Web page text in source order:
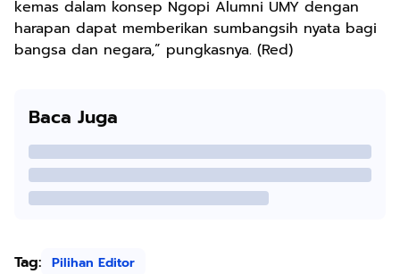
kemas dalam konsep Ngopi Alumni UMY dengan
harapan dapat memberikan sumbangsih nyata bagi
bangsa dan negara,” pungkasnya. (Red)
Baca Juga
Tag: Pilihan Editor